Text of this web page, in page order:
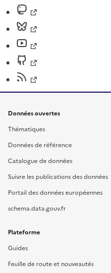
Données ouvertes
Thématiques
Données de référence
Catalogue de données
Suivre les publications des données
Portail des données européennes
schema.data.gouv.fr
Plateforme
Guides
Feuille de route et nouveautés